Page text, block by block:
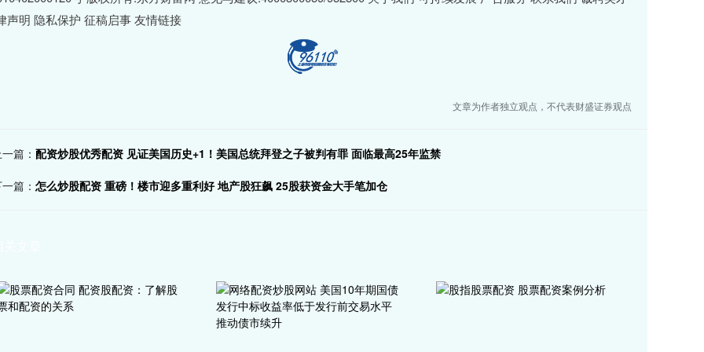
声明 隐私保护 征稿启事 友情链接
文章为作者独立观点，不代表财盛证券观点
篇： 配资炒股优秀配资 见证美国历史+1！美国总统拜登之子被判有罪 面临最高25年监禁
篇： 怎么炒股配资 重磅！楼市迎多重利好 地产股狂飙 25股获资金大手笔加仓